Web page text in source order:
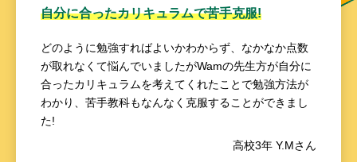
自分に合ったカリキュラムで苦手克服!
どのように勉強すればよいかわからず、なかなか点数
が取れなくて悩んでいましたがWamの先生方が自分に
合ったカリキュラムを考えてくれたことで勉強方法が
わかり、苦手教科もなんなく克服することができまし
た!
高校3年 Y.Mさん